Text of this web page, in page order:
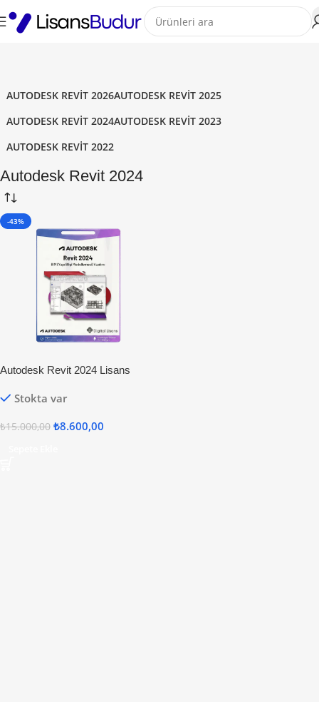
AUTODESK REVIT 2026AUTODESK REVIT 2025
AUTODESK REVIT 2024AUTODESK REVIT 2023
AUTODESK REVIT 2022
Autodesk Revit 2024
-43%
Autodesk Revit 2024 Lisans
Stokta var
₺15.000,00 ₺8.600,00